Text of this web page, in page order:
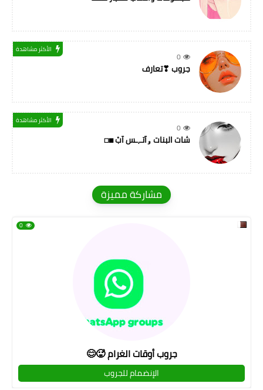
0
الأكثر مشاهدة
جروب ❣تعارف
0
الأكثر مشاهدة
شات البنات ۅآتـ,ـس آبْ ◼◻
مشاركة مميزة
جروب أوقات الغرام 🥵😊
0
الإنضمام للجروب